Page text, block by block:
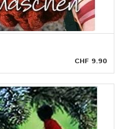
CHF 9.90